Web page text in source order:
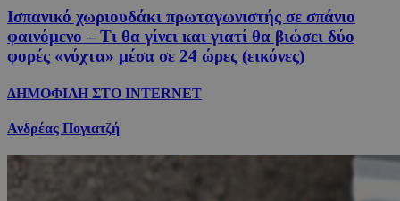
Ισπανικό χωριουδάκι πρωταγωνιστής σε σπάνιο
φαινόμενο – Τι θα γίνει και γιατί θα βιώσει δύο
φορές «νύχτα» μέσα σε 24 ώρες (εικόνες)
ΔΗΜΟΦΙΛΗ ΣΤΟ INTERNET
Ανδρέας Πογιατζή